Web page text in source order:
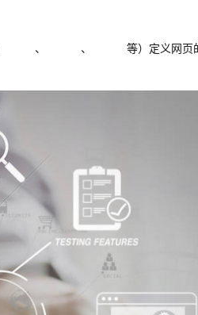
、 、
等）定义网页